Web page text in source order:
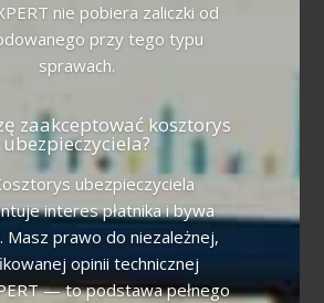
nie pobiera zaliczki od
przy tego typu
sprawach.
zaakceptować kosztorys
ubezpieczyciela?
ubezpieczyciela
interes płatnika i bywa
Masz prawo do niezależnej,
opinii technicznej
— to podstawa pełnego